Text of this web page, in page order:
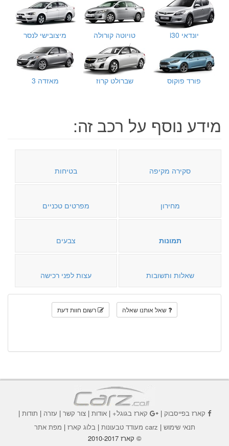
יונדאי i30 טויוטה קורולה מיצובישי לנסר
פורד פוקוס שברולט קרוז מאזדה 3
מידע נוסף על רכב זה:
סקירה מקיפה בטיחות
מחירון מפרטים טכניים
תמונות צבעים
שאלות ותשובות עצות לפני רכישה
שאל אותנו שאלה רשום חוות דעת
קארז בפייסבוק| קארז בגוגל+|אודות |צור קשר | עזרה | תודות |
תנאי שימוש | carz מעודד טבעונות |בלוג קארז | מפת אתר
© קארז 2010-2017